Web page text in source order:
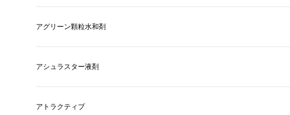
アグリーン顆粒水和剤
アシュラスター液剤
アトラクティブ